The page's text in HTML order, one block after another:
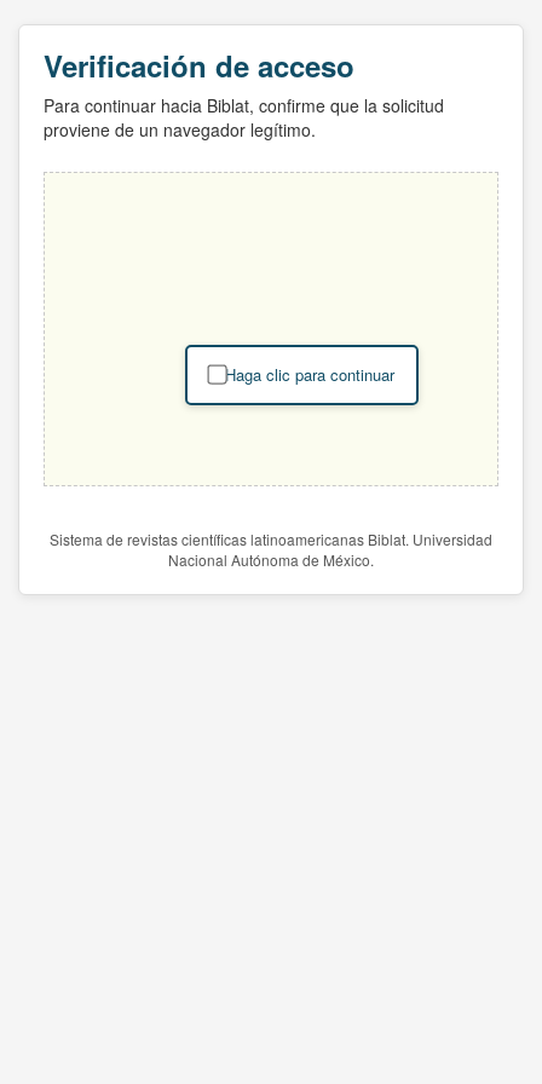
Verificación de acceso
Para continuar hacia Biblat, confirme que la solicitud
proviene de un navegador legítimo.
Haga clic para continuar
Sistema de revistas científicas latinoamericanas Biblat. Universidad
Nacional Autónoma de México.